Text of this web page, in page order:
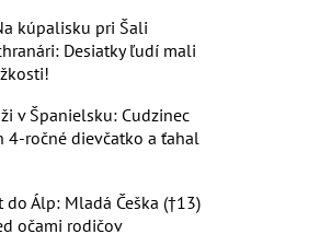
kúpalisku pri Šali
Desiatky ľudí mali
v Španielsku: Cudzinec
4-ročné dievčatko a ťahal
do Álp: Mladá Češka (†13)
očami rodičov